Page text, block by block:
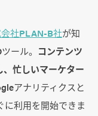
社PLAN-B社が知
ール。 コンテンツ
忙しいマーケター
アナリティクスと
利用を開始できま